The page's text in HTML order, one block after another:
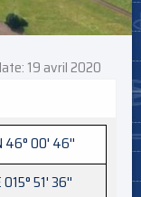
19 avril 2020
46° 00' 46''
015° 51' 36''